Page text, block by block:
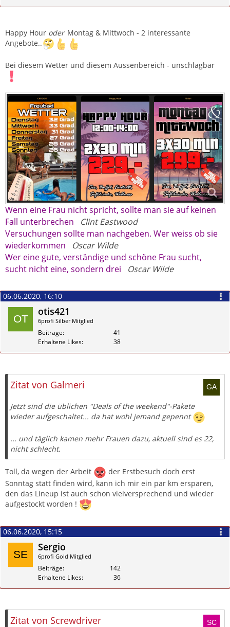
Happy Hour oder Montag & Mittwoch - 2 interessante
Angebote..
Bei diesem Wetter und diesem Aussenbereich - unschlagbar
Wenn eine Frau nicht spricht, sollte man sie auf keinen
Fall unterbrechen
Clint Eastwood
Versuchungen sollte man nachgeben. Wer weiss ob sie
wiederkommen
Oscar Wilde
Wer eine gute, verständige und schöne Frau sucht,
sucht nicht eine, sondern drei
Oscar Wilde
06.06.2020, 16:10
otis421
6profi Silber Mitglied
Beiträge
41
Erhaltene Likes
38
Zitat von Galmeri
Jetzt sind die üblichen "Deals of the weekend"-Pakete
wieder aufgeschaltet... da hat wohl jemand gepennt
... und täglich kamen mehr Frauen dazu, aktuell sind es 22,
nicht schlecht.
Toll, da wegen der Arbeit der Erstbesuch doch erst
Sonntag statt finden wird, kann ich mir ein par km ersparen,
den das Lineup ist auch schon vielversprechend und wieder
aufgestockt worden !
Zitieren
06.06.2020, 15:15
Sergio
6profi Gold Mitglied
Beiträge
142
Erhaltene Likes
36
Zitat von Screwdriver
Zitieren